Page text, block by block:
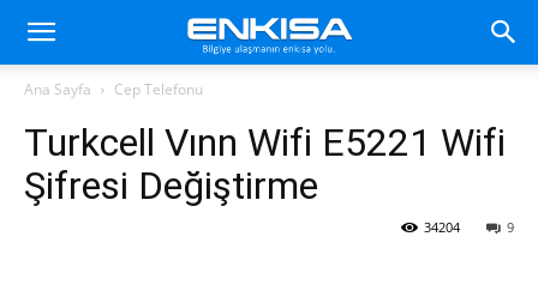
Ana Sayfa Cep Telefonu
Turkcell Vınn Wifi E5221 Wifi
Şifresi Değiştirme
9
34204